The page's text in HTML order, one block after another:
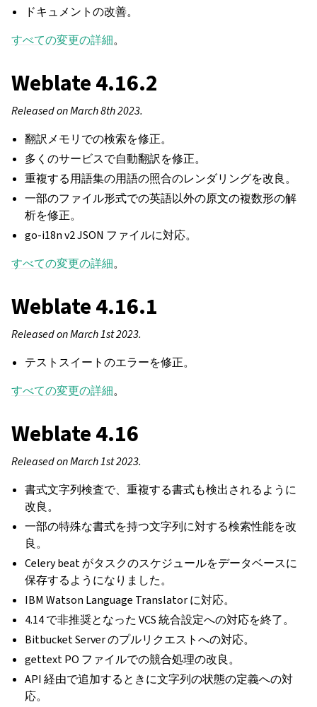
ドキュメントの改善。
すべての変更の詳細。
Weblate 4.16.2
Released on March 8th 2023.
翻訳メモリでの検索を修正。
多くのサービスで自動翻訳を修正。
重複する用語集の用語の照合のレンダリングを改良。
一部のファイル形式での英語以外の原文の複数形の解
析を修正。
go-i18n v2 JSON ファイルに対応。
すべての変更の詳細。
Weblate 4.16.1
Released on March 1st 2023.
テストスイートのエラーを修正。
すべての変更の詳細。
Weblate 4.16
Released on March 1st 2023.
書式文字列検査で、重複する書式も検出されるように
改良。
一部の特殊な書式を持つ文字列に対する検索性能を改
良。
Celery beat がタスクのスケジュールをデータベースに
保存するようになりました。
IBM Watson Language Translator に対応。
4.14 で非推奨となった VCS 統合設定への対応を終了。
Bitbucket Server のプルリクエストへの対応。
gettext PO ファイルでの競合処理の改良。
API 経由で追加するときに文字列の状態の定義への対
応。